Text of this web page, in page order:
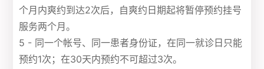
个月内爽约到达2次后，自爽约日期起将暂停预约挂号
服务两个月。
5 - 同一个帐号、同一患者身份证，在同一就诊日只能
预约1次；在30天内预约不可超过3次。